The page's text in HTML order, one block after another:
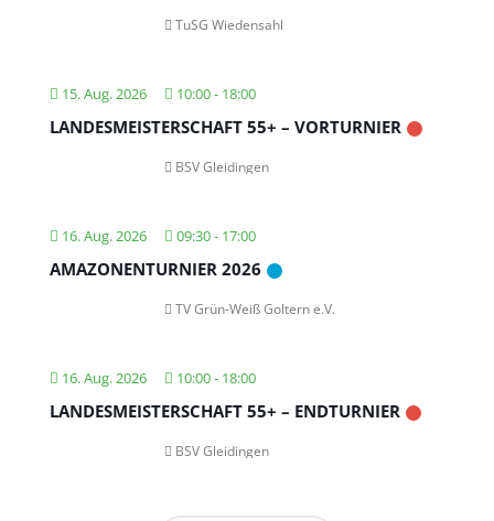
TuSG Wiedensahl
15. Aug. 2026 10:00- 18:00
LANDESMEISTERSCHAFT 55+ – VORTURNIER
BSV Gleidingen
16. Aug. 2026 09:30- 17:00
AMAZONENTURNIER 2026
TV Grün-Weiß Goltern e.V.
16. Aug. 2026 10:00- 18:00
LANDESMEISTERSCHAFT 55+ – ENDTURNIER
BSV Gleidingen